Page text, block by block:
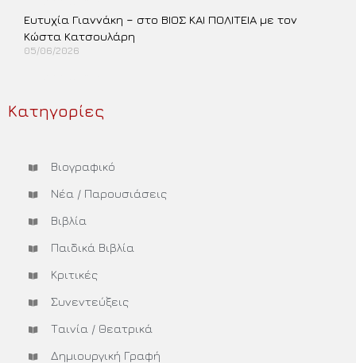
Ευτυχία Γιαννάκη – στο ΒΙΟΣ ΚΑΙ ΠΟΛΙΤΕΙΑ με τον
Κώστα Κατσουλάρη
05/06/2026
Κατηγορίες
Βιογραφικό
Νέα / Παρουσιάσεις
Βιβλία
Παιδικά Βιβλία
Κριτικές
Συνεντεύξεις
Ταινία / Θεατρικά
Δημιουργική Γραφή